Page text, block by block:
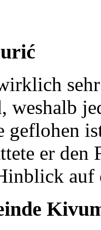
weshalb
geflohen
er